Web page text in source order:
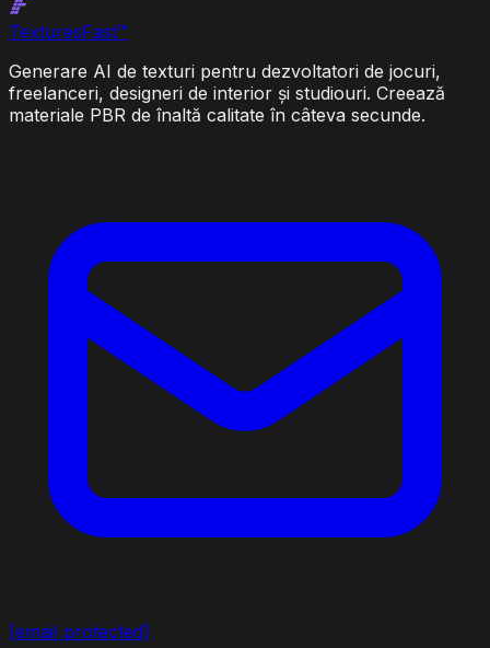
TexturesFast™
Generare AI de texturi pentru dezvoltatori de jocuri,
freelanceri, designeri de interior și studiouri. Creează
materiale PBR de înaltă calitate în câteva secunde.
[email protected]